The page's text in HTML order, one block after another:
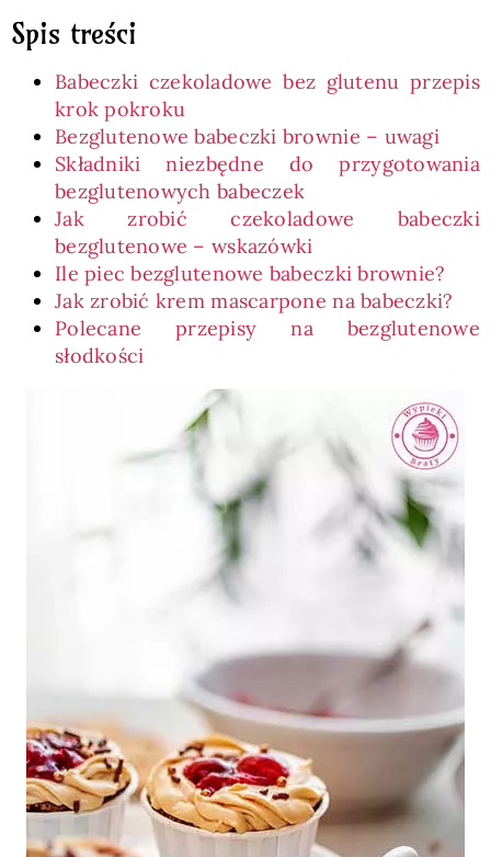
Spis treści
Babeczki czekoladowe bez glutenu przepis
krok pokroku
Bezglutenowe babeczki brownie – uwagi
Składniki niezbędne do przygotowania
bezglutenowych babeczek
Jak zrobić czekoladowe babeczki
bezglutenowe – wskazówki
Ile piec bezglutenowe babeczki brownie?
Jak zrobić krem mascarpone na babeczki?
Polecane przepisy na bezglutenowe
słodkości